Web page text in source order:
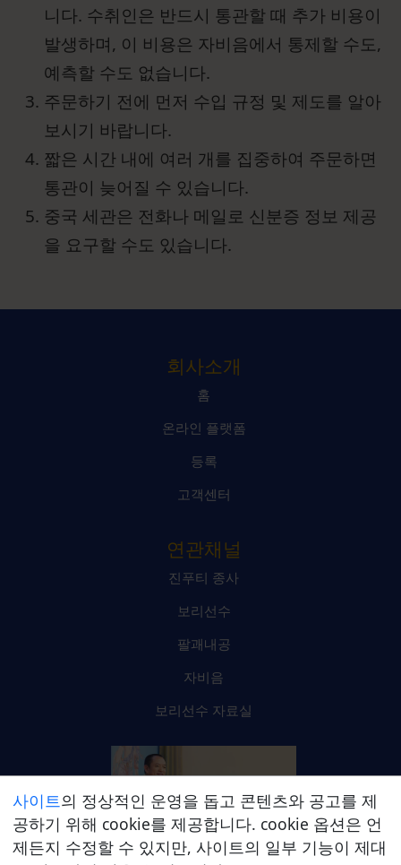
니다. 수취인은 반드시 통관할 때 추가 비용이
발생하며, 이 비용은 자비음에서 통제할 수도,
예측할 수도 없습니다.
주문하기 전에 먼저 수입 규정 및 제도를 알아
보시기 바랍니다.
짧은 시간 내에 여러 개를 집중하여 주문하면
통관이 늦어질 수 있습니다.
중국 세관은 전화나 메일로 신분증 정보 제공
을 요구할 수도 있습니다.
회사소개
홈
온라인 플랫폼
등록
고객센터
연관채널
진푸티 종사
보리선수
팔괘내공
자비음
보리선수 자료실
사이트의 정상적인 운영을 돕고 콘텐츠와 공고를 제
공하기 위해 cookie를 제공합니다. cookie 옵션은 언
제든지 수정할 수 있지만, 사이트의 일부 기능이 제대